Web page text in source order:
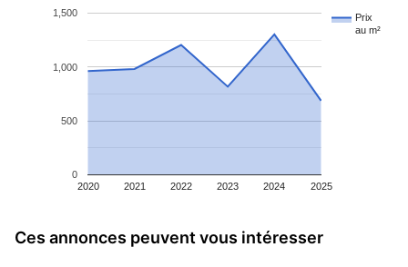
Prix
au m²
2020 2021 2022 2023 2024 2025
0
500
1,000
1,500
Ces annonces peuvent vous intéresser